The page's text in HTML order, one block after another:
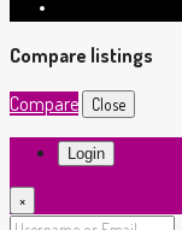
Compare listings
Compare
Close
Login
×